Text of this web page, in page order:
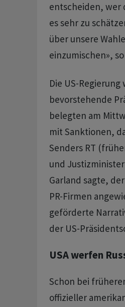
entscheiden, wer
es sehr zu
über unsere
einzumischen»,
Die US-
bevorstehende
belegten am
mit Sanktionen,
Senders RT
und
Garland sagte,
PR-Firmen
geförderte
der US-
USA werfen
Schon bei
offizieller